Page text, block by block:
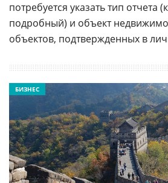
потребуется указать тип отчета
подробный) и объект
объектов, подтвержденных в
БИЗНЕС